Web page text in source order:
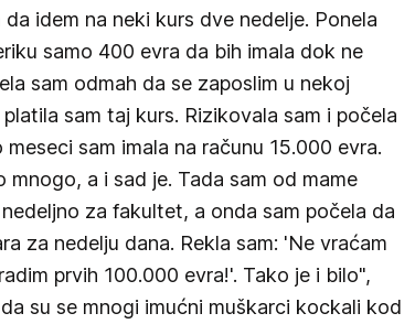
idem na neki kurs dve nedelje. Ponela
samo 400 evra da bih imala dok ne
sam odmah da se zaposlim u nekoj
sam taj kurs. Rizikovala sam i počela
sam imala na računu 15.000 evra.
mnogo, a i sad je. Tada sam od mame
za fakultet, a onda sam počela da
za nedelju dana. Rekla sam: 'Ne vraćam
prvih 100.000 evra!'. Tako je i bilo",
su se mnogi imućni muškarci kockali kod